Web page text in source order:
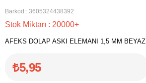
Barkod : 3605324438392
Stok Miktarı : 20000+
AFEKS DOLAP ASKI ELEMANI 1,5 MM BEYAZ
₺5,95